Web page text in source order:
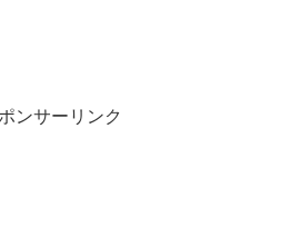
ンサーリンク